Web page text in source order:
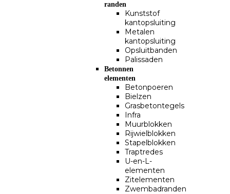
randen
Kunststof
kantopsluiting
Metalen
kantopsluiting
Opsluitbanden
Palissaden
Betonnen
elementen
Betonpoeren
Bielzen
Grasbetontegels
Infra
Muurblokken
Rijwielblokken
Stapelblokken
Traptredes
U-en-L-
elementen
Zitelementen
Zwembadranden